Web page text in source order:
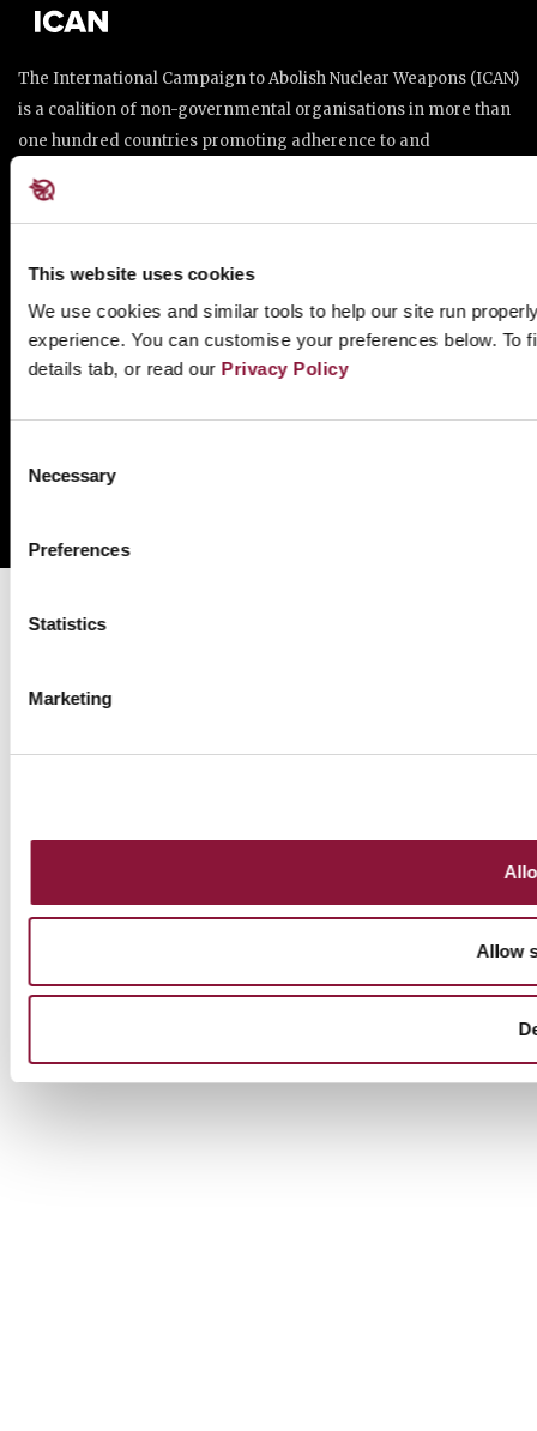
This website uses cookies
We use cookies and similar tools to help our site run
experience. You can customise your preferences below.
details tab, or read our Privacy Policy
Selection
Necessary
Preferences
Statistics
Marketing
Allow
The International Campaign to Abolish Nuclear Weapons (ICAN)
is a coalition of non-governmental organisations in more than
one hundred countries promoting adherence to and
Prohibition of Nuclear Weapons.
support of New Zealand and Swiss Loterie Romande.
Place de Cornavin 2, 1201 Genève, Switzerland
Email:info@icanw.org
General inquiries: +41 22 788 20 63 (Geneva)
Privacy Policy
Made withNationBuilder